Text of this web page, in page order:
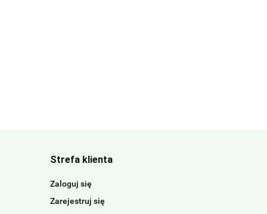
Strefa klienta
Zaloguj się
Zarejestruj się